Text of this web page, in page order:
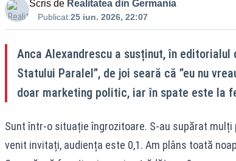
Scris de Realitatea din Germania
Publicat:25 iun. 2026, 22:07
Anca Alexandrescu a susținut, în editorialul
Statului Paralel”, de joi seară că ”eu nu
doar marketing politic, iar în spate este la
Sunt într-o situație îngrozitoare. S-au supărat mulți
venit invitați, audiența este 0,1. Am plâns toată